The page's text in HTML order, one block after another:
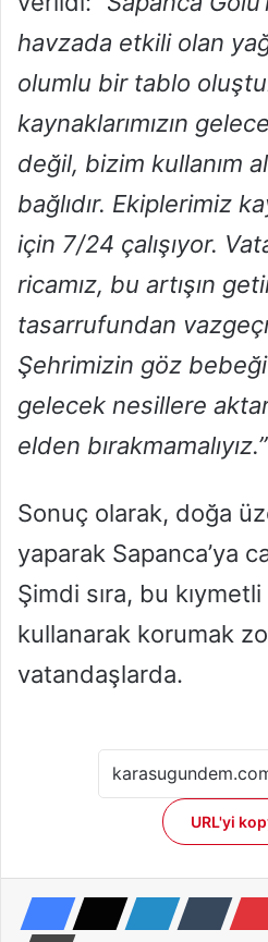
havzada etkili olan
olumlu bir tablo
kaynaklarımızın
değil, bizim kullanım
bağlıdır. Ekiplerimiz
için 7/24 çalışıyor.
ricamız, bu artışın
tasarrufundan
Şehrimizin göz
gelecek nesillere
elden bırakmamalıyız.”
Sonuç olarak, doğa
yaparak Sapanca’ya
Şimdi sıra, bu
kullanarak korumak
vatandaşlarda.
URL'yi